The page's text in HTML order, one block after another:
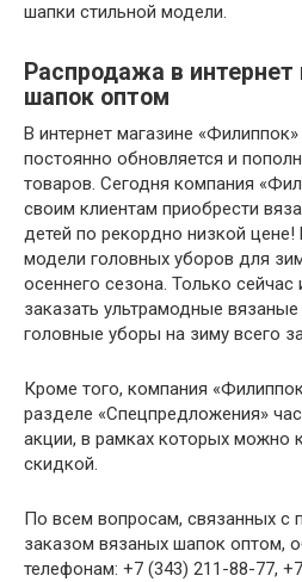
шапки стильной модели.
Распродажа в
шапок оптом
В интернет магазине
постоянно обновляется и
товаров. Сегодня компания
своим клиентам приобрести
детей по рекордно низкой цене!
модели головных уборов для
осеннего сезона. Только
заказать ультрамодные
головные уборы на зиму всего
Кроме того, компания
разделе «Спецпредложения»
акции, в рамках которых можно
скидкой.
По всем вопросам, связанных с
заказом вязаных шапок оптом,
телефонам: +7 (343) 211-88-77,